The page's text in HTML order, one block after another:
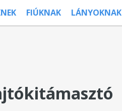
FIÚKNAK LÁNYOKNAK